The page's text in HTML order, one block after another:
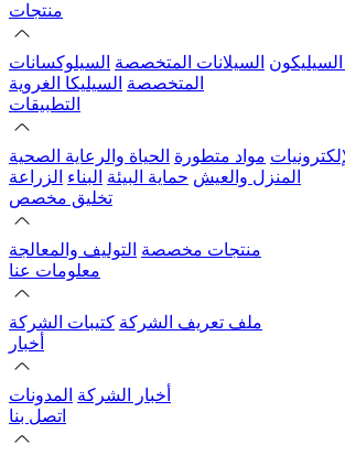
منتجات
السيلانات المتخصصة السيلوكسانات
المتخصصة السيليكا الغروية
التطبيقات
مواد متطورة الحياة والرعاية الصحية
المنزل والعيش حماية البيئة البناء الزراعة
تخليق مخصص
منتجات مخصصة التوليف والمعالجة
معلومات عنا
ملف تعريف الشركة كتيبات الشركة
أخبار
أخبار الشركة المدونات
اتصل بنا